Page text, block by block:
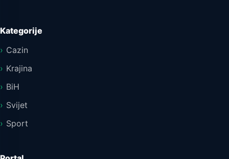
Kategorije
Cazin
Krajina
BiH
Svijet
Sport